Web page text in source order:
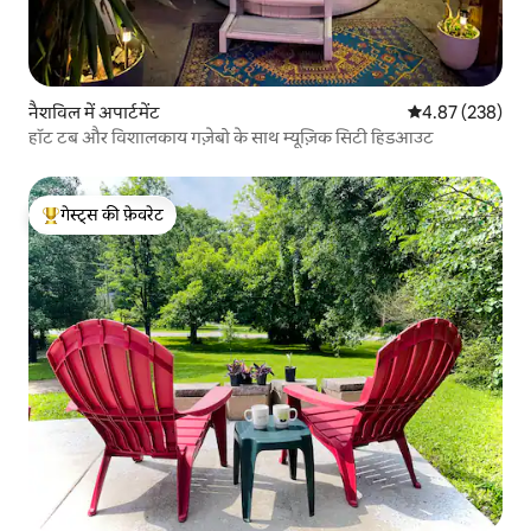
नैशविल में अपार्टमेंट औसत रेटिंग 5 में से
4.87 (238)
हॉट टब और विशालकाय गज़ेबो के साथ म्यूज़िक सिटी हिडआउट
गेस्ट्स का टॉप फ़ेवरेट
गेस्ट्स की फ़ेवरेट